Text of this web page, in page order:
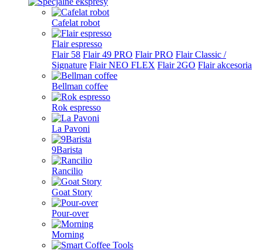
Cafelat robot
Flair espresso
Flair 58 Flair 49 PRO Flair PRO Flair Classic /
Signature Flair NEO FLEX Flair 2GO Flair akcesoria
Bellman coffee
Rok espresso
La Pavoni
9Barista
Rancilio
Goat Story
Pour-over
Morning